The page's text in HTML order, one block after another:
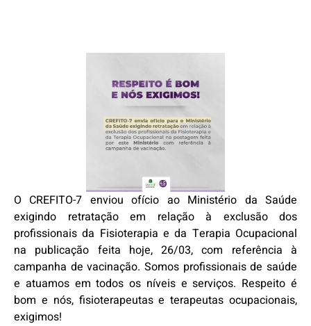
O CREFITO-7 enviou ofício ao Ministério da Saúde
exigindo retratação em relação à exclusão dos
profissionais da Fisioterapia e da Terapia Ocupacional
na publicação feita hoje, 26/03, com referência à
campanha de vacinação. Somos profissionais de saúde
e atuamos em todos os níveis e serviços. Respeito é
bom e nós, fisioterapeutas e terapeutas ocupacionais,
exigimos!